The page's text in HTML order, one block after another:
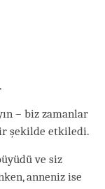
– biz zamanlar
şekilde etkiledi.
ve siz
anneniz ise